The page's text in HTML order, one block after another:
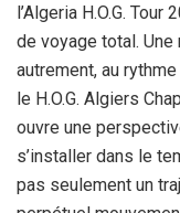
l’Algeria H.O.G.
de voyage total. Une
autrement, au
le H.O.G. Algiers
ouvre une
s’installer dans le
pas seulement un